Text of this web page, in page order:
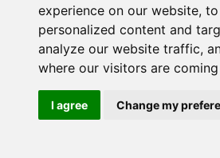
experience on our website,
personalized content and
analyze our website traffic,
where our visitors are
I agree Change my